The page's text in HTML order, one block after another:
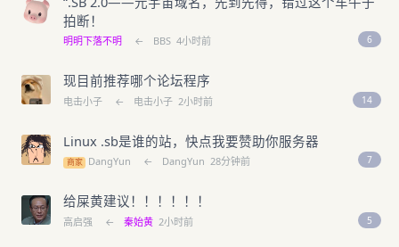
拍断！
明明下落不明 ← BBS 4小时前 6
现目前推荐哪个论坛程序
电击小子 ← 电击小子 2小时前 14
Linux .sb是谁的站，快点我要赞助你服务器
商家 DangYun ← DangYun 28分钟前 7
给屎黄建议！！！！！！
高启强 ← 秦始黄 2小时前 5